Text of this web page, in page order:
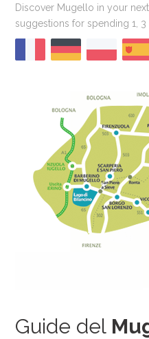
Discover Mugello in your next
suggestions for spending 1,
Guide del